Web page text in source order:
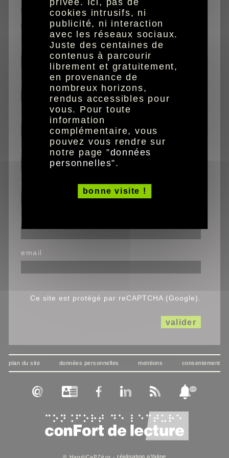
caractères agrandis
audio
prénom
adresse
code postal
ville
email
Ce site est protégé par reCAPTCHA (Google).
valider
plan du site données personnelles mentions consentement
© HandiCaPZéro -réalisation aYaline
privée. Ici, pas de
cookies intrusifs, ni
publicité, ni interaction
avec les réseaux sociaux.
Juste des centaines de
contenus à parcourir
librement et gratuitement,
en provenance de
nombreux horizons,
rendus accessibles pour
vous. Pour toute
information
complémentaire, vous
pouvez vous rendre sur
notre page ”données
personnelles”.
bonne visite !